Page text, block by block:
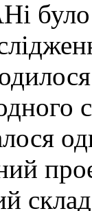
було